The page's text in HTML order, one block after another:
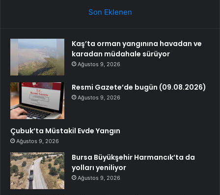
Son Eklenen
Kaş’ta orman yangınına havadan ve
karadan müdahale sürüyor
Ağustos 9, 2026
Resmi Gazete’de bugün (09.08.2026)
Ağustos 9, 2026
Çubuk’ta Müstakil Evde Yangın
Ağustos 9, 2026
Bursa Büyükşehir Harmancık’ta da
yolları yeniliyor
Ağustos 9, 2026